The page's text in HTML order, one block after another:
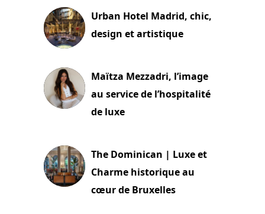
Urban Hotel Madrid, chic,
design et artistique
Maïtza Mezzadri, l’image
au service de l’hospitalité
de luxe
The Dominican | Luxe et
Charme historique au
cœur de Bruxelles